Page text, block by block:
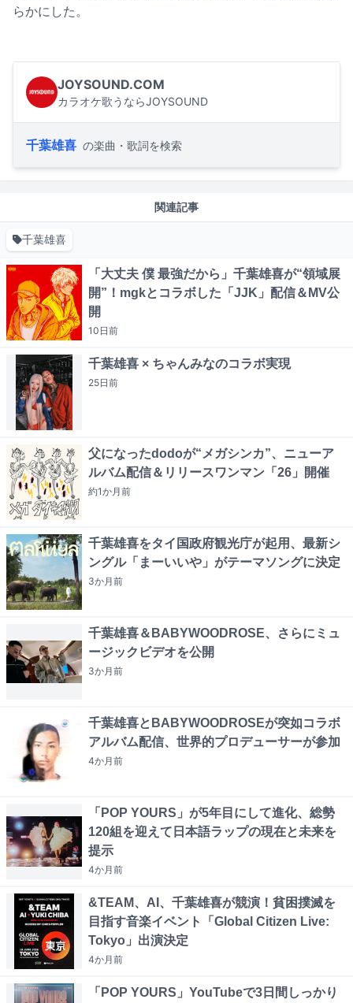
らかにした。
JOYSOUND.COM
カラオケ歌うならJOYSOUND
千葉雄喜 の楽曲・歌詞を検索
関連記事
千葉雄喜
「大丈夫 僕 最強だから」千葉雄喜が“領域展
開”！mgkとコラボした「JJK」配信＆MV公
開
10日前
千葉雄喜 × ちゃんみなのコラボ実現
25日前
父になったdodoが“メガシンカ”、ニューア
ルバム配信＆リリースワンマン「26」開催
約1か月前
千葉雄喜をタイ国政府観光庁が起用、最新シ
ングル「まーいいや」がテーマソングに決定
3か月前
千葉雄喜＆BABYWOODROSE、さらにミュ
ージックビデオを公開
3か月前
千葉雄喜とBABYWOODROSEが突如コラボ
アルバム配信、世界的プロデューサーが参加
4か月前
「POP YOURS」が5年目にして進化、総勢
120組を迎えて日本語ラップの現在と未来を
提示
4か月前
&TEAM、AI、千葉雄喜が競演！貧困撲滅を
目指す音楽イベント「Global Citizen Live:
Tokyo」出演決定
4か月前
「POP YOURS」YouTubeで3日間しっかり